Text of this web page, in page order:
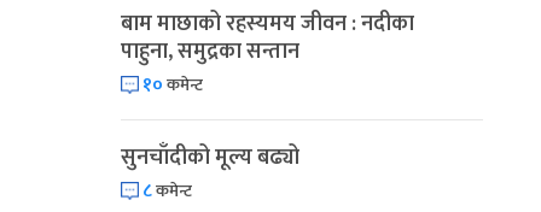
३
मंगल
महानवमी
कार्तिक ३, २०८३-
२ महिना बाँकी
४
५
बाम माछाको रहस्यमय जीवन : नदीका
पाहुना, समुद्रका सन्तान
१०कमेन्ट
सुनचाँदीको मूल्य बढ्यो
८कमेन्ट